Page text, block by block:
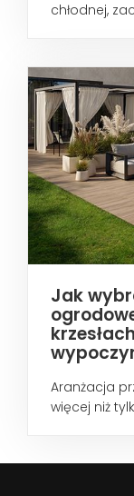
chłodnej,
Jak
Aranżacja
więcej niż